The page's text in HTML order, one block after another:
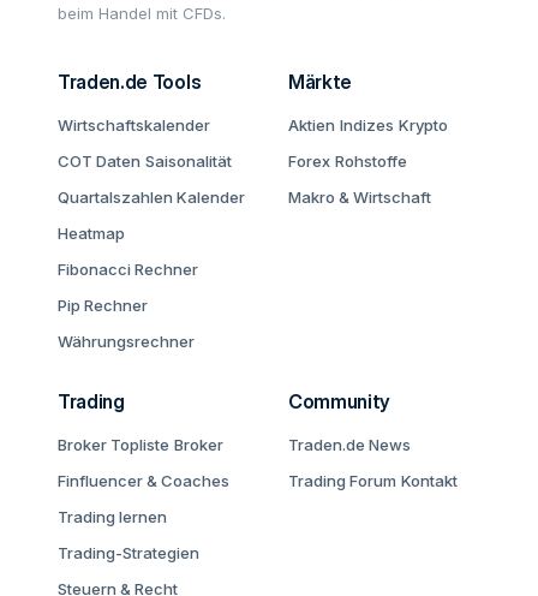
beim Handel mit CFDs.
Traden.de Tools
Wirtschaftskalender
COT Daten Saisonalität
Quartalszahlen Kalender
Heatmap
Fibonacci Rechner
Pip Rechner
Währungsrechner
Märkte
Aktien Indizes Krypto
Forex Rohstoffe
Makro & Wirtschaft
Trading
Broker Topliste Broker
Finfluencer & Coaches
Trading lernen
Trading-Strategien
Steuern & Recht
Community
Traden.de News
Trading Forum Kontakt